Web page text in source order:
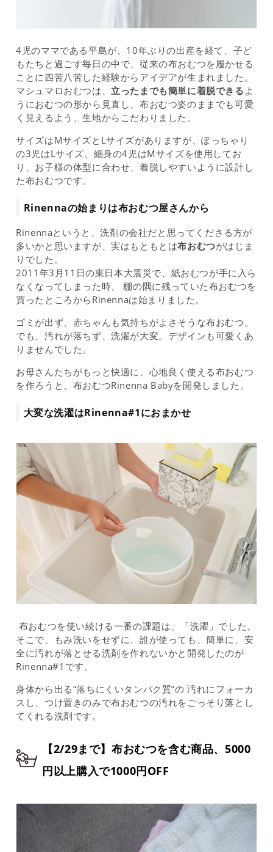
4児のママである平島が、10年ぶりの出産を経て、子ど
もたちと過ごす毎日の中で、従来の布おむつを履かせる
ことに四苦八苦した経験からアイデアが生まれました。
マシュマロおむつは、 立ったまでも簡単に着脱できる よ
うにおむつの形から見直し、布おむつ姿のままでも可愛
く見えるよう、生地からこだわりました。
サイズはMサイズとLサイズがありますが、ぽっちゃり
の3児はLサイズ、細身の4児はMサイズを使用してお
り、お子様の体型に合わせ、着脱しやすいように設計し
た布おむつです。
Rinennaの始まりは布おむつ屋さんから
Rinennaというと、洗剤の会社だと思ってくださる方が
多いかと思いますが、実はもともとは布おむつがはじま
りでした。
2011年3月11日の東日本大震災で、紙おむつが手に入ら
なくなってしまった時、 棚の隅に残っていた布おむつを
買ったところからRinennaは始まりました。
ゴミが出ず、赤ちゃんも気持ちがよさそうな布おむつ。
でも、汚れが落ちず、洗濯が大変。デザインも可愛くあ
りませんでした。
お母さんたちがもっと快適に、心地良く使える布おむつ
を作ろうと、布おむつRinenna Babyを開発しました。
大変な洗濯はRinenna#1におまかせ
布おむつを使い続ける一番の課題は、「洗濯」でした。
そこで、もみ洗いをせずに、誰が使っても、簡単に、安
全に汚れが落とせる洗剤を作れないかと開発したのが
Rinenna#1です。
身体から出る“落ちにくいタンパク質”の 汚れにフォーカ
スし、つけ置きのみで布おむつの汚れをごっそり落とし
てくれる洗剤です。
【2/29まで】布おむつを含む商品、5000
円以上購入で1000円OFF